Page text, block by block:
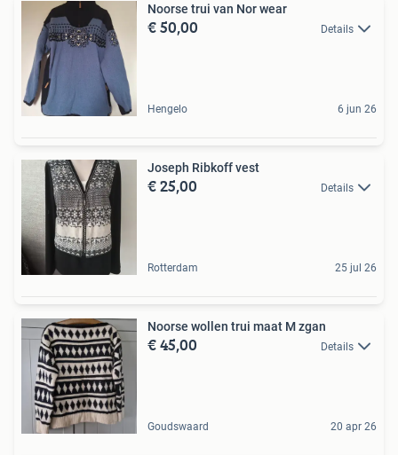
Noorse trui van Nor wear
€ 50,00 Details
Hengelo 6 jun 26
Joseph Ribkoff vest
€ 25,00 Details
Rotterdam 25 jul 26
Noorse wollen trui maat M zgan
€ 45,00 Details
Goudswaard 20 apr 26